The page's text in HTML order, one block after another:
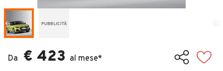
Veicoli Commerciali
Concessionari
Da € 423 al mese*